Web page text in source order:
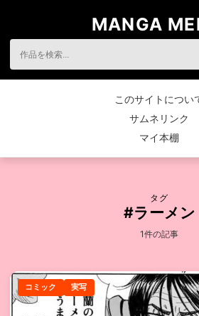
MANGA
このサイトについ
サムネリンク
マイ本棚
タグ
#ラーメン
1件の記事
コミック 実写